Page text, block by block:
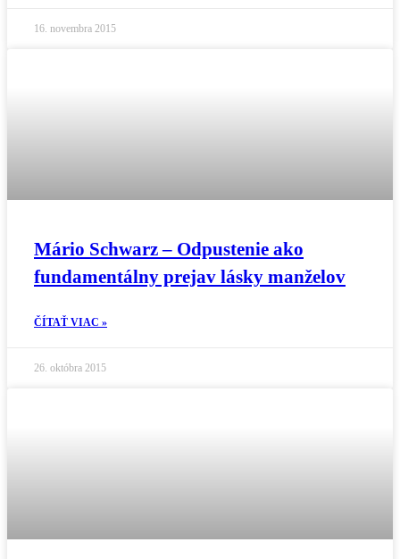
16. novembra 2015
Mário Schwarz – Odpustenie ako
fundamentálny prejav lásky manželov
ČÍTAŤ VIAC »
26. októbra 2015